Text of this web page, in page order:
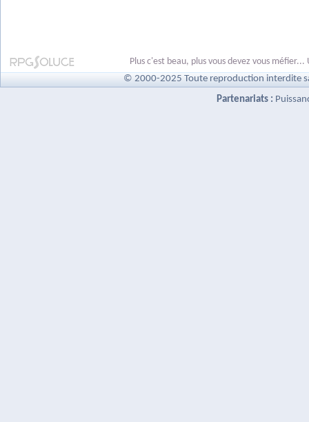
Plus c'est beau, plus vous devez vous
© 2000-2025 Toute reproduction interdite
Partenariats :